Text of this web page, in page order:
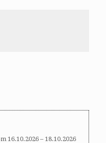
16.10.2026 – 18.10.2026